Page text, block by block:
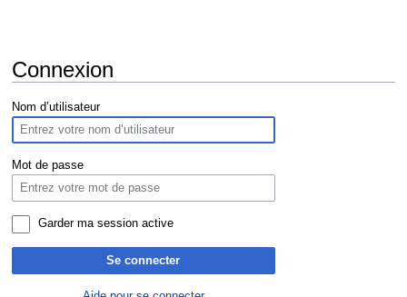
Connexion
Aller
la
navigation
Aller
la
recherche
Nom d’utilisateur
Mot de passe
Garder ma session active
Se connecter